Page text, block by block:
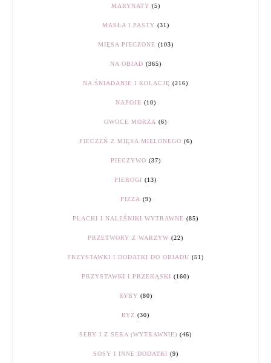
MARYNATY (5)
MASŁA I PASTY (31)
MIĘSA PIECZONE (103)
NA OBIAD (365)
NA ŚNIADANIE I KOLACJĘ (216)
NAPOJE (10)
OWOCE MORZA (6)
PIECZEŃ Z MIĘSA MIELONEGO (6)
PIECZYWO (37)
PIEROGI (13)
PIZZA (9)
PLACKI I NALEŚNIKI WYTRAWNE (85)
PRZETWORY Z WARZYW (22)
PRZYSTAWKI I DODATKI DO OBIADU (51)
PRZYSTAWKI I PRZEKĄSKI (160)
RYBY (80)
RYŻ (30)
SERY I Z SERA (WYTRAWNIE) (46)
SOSY I INNE DODATKI (9)